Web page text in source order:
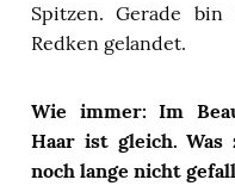
Spitzen. Gerade
Redken gelandet.
Wie immer: Im
Haar ist gleich.
noch lange nicht